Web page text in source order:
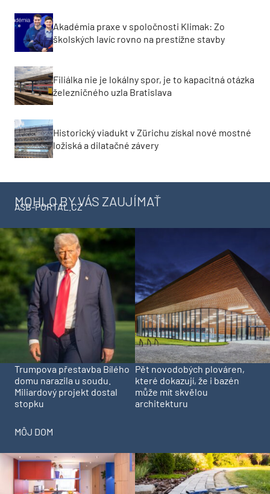
Akadémia praxe v spoločnosti Klimak: Zo
školských lavíc rovno na prestížne stavby
Filiálka nie je lokálny spor, je to kapacitná otázka
železničného uzla Bratislava
Historický viadukt v Zürichu získal nové mostné
ložiská a dilatačné závery
MOHLO BY VÁS ZAUJÍMAŤ
ASB-PORTAL.CZ
Trumpova přestavba Bílého
domu narazila u soudu.
Miliardový projekt dostal
stopku
Pět novodobých plováren,
které dokazují, že i bazén
může mít skvělou
architekturu
MÔJ DOM